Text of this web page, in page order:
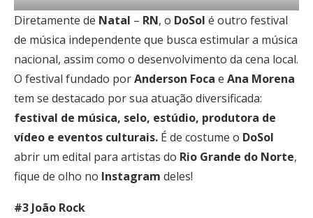
Diretamente de Natal – RN, o DoSol é outro festival
de música independente que busca estimular a música
nacional, assim como o desenvolvimento da cena local.
O festival fundado porAnderson Foca e Ana Morena
tem se destacado por sua atuação diversificada:
festival de música, selo, estúdio, produtora de
vídeo e eventos culturais. É de costume o DoSol
abrir um edital para artistas do Rio Grande do Norte,
fique de olho no Instagram deles!
#3 João Rock